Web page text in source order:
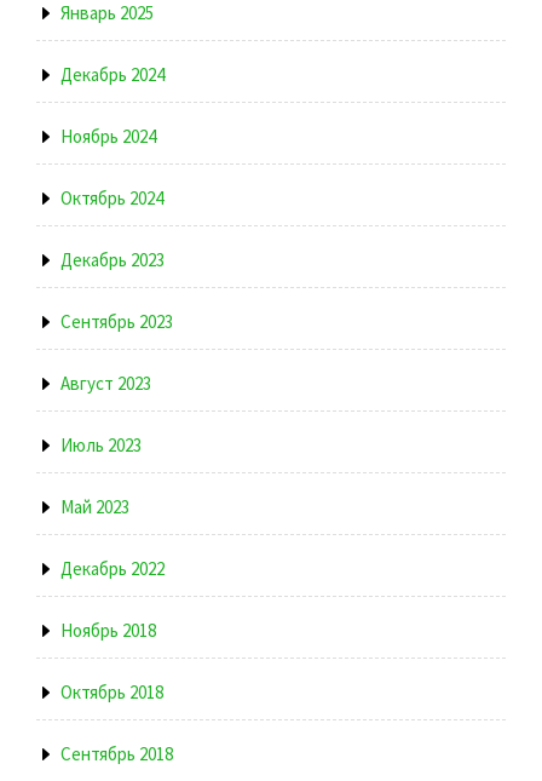
Январь 2025
Декабрь 2024
Ноябрь 2024
Октябрь 2024
Декабрь 2023
Сентябрь 2023
Август 2023
Июль 2023
Май 2023
Декабрь 2022
Ноябрь 2018
Октябрь 2018
Сентябрь 2018